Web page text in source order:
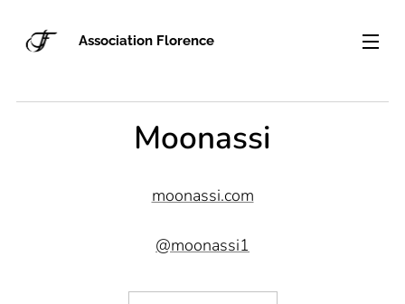
Association Florence
Moonassi
moonassi.com
@moonassi1